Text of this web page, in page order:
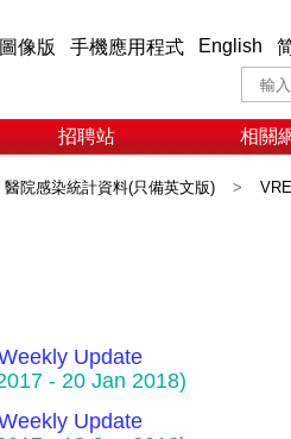
圖像版 手機應用程式 English
招聘站 相關
醫院感染統計資料(只備英文版) >